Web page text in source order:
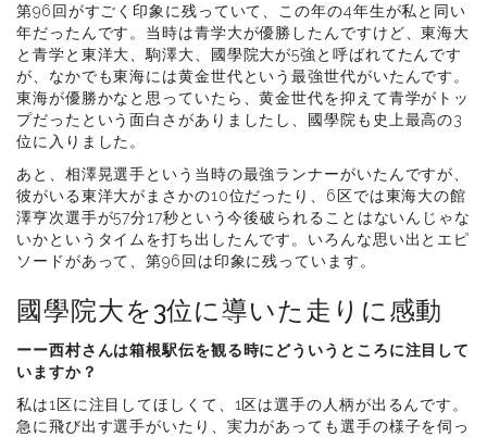
第96回がすごく印象に残っていて、この年の4年生が私と同い
年だったんです。当時は青学大が優勝したんですけど、東海大
と青学と東洋大、駒澤大、國學院大が5強と呼ばれてたんです
が、なかでも東海には黄金世代という最強世代がいたんです。
東海が優勝かなと思っていたら、黄金世代を抑えて青学がトッ
プだったという面白さがありましたし、國學院も史上最高の3
位に入りました。
あと、相澤晃選手という当時の最強ランナーがいたんですが、
彼がいる東洋大がまさかの10位だったり、6区では東海大の館
澤亨次選手が57分17秒という今後破られることはないんじゃな
いかというタイムを打ち出したんです。いろんな思い出とエピ
ソードがあって、第96回は印象に残っています。
國學院大を3位に導いた走りに感動
ーー西村さんは箱根駅伝を観る時にどういうところに注目して
いますか？
私は1区に注目してほしくて、1区は選手の人柄が出るんです。
急に飛び出す選手がいたり、実力があっても選手の様子を伺っ